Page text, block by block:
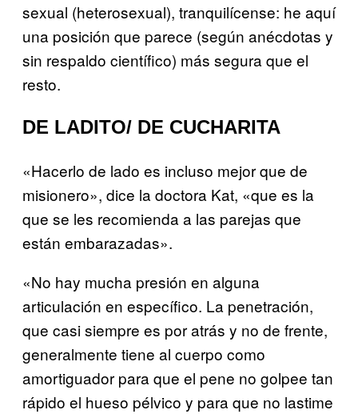
sexual (heterosexual), tranquilícense: he aquí
una posición que parece (según anécdotas y
sin respaldo científico) más segura que el
resto.
DE LADITO/ DE CUCHARITA
«Hacerlo de lado es incluso mejor que de
misionero», dice la doctora Kat, «que es la
que se les recomienda a las parejas que
están embarazadas».
«No hay mucha presión en alguna
articulación en específico. La penetración,
que casi siempre es por atrás y no de frente,
generalmente tiene al cuerpo como
amortiguador para que el pene no golpee tan
rápido el hueso pélvico y para que no lastime